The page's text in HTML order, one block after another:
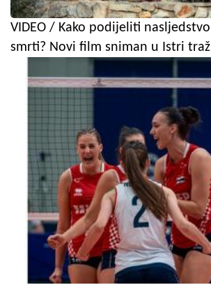
VIDEO / Kako podijeliti
smrti? Novi film sniman u Istri